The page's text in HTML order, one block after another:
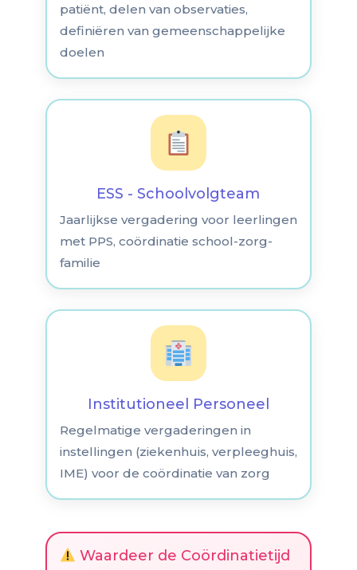
patiënt, delen van observaties,
definiëren van gemeenschappelijke
doelen
ESS - Schoolvolgteam
Jaarlijkse vergadering voor leerlingen
met PPS, coördinatie school-zorg-
familie
Institutioneel Personeel
Regelmatige vergaderingen in
instellingen (ziekenhuis, verpleeghuis,
IME) voor de coördinatie van zorg
Waardeer de Coördinatietijd